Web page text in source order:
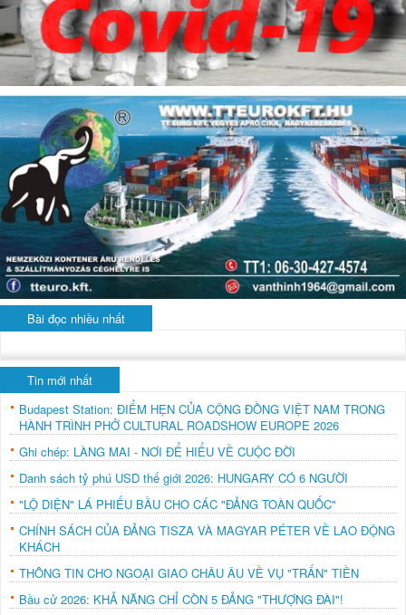
Bài đọc nhiều nhất
Tin mới nhất
Budapest Station: ĐIỂM HẸN CỦA CỘNG ĐỒNG VIỆT NAM TRONG
HÀNH TRÌNH PHỞ CULTURAL ROADSHOW EUROPE 2026
Ghi chép: LÀNG MAI - NƠI ĐỂ HIỂU VỀ CUỘC ĐỜI
Danh sách tỷ phú USD thế giới 2026: HUNGARY CÓ 6 NGƯỜI
"LỘ DIỆN" LÁ PHIẾU BẦU CHO CÁC "ĐẢNG TOÀN QUỐC"
CHÍNH SÁCH CỦA ĐẢNG TISZA VÀ MAGYAR PÉTER VỀ LAO ĐỘNG
KHÁCH
THÔNG TIN CHO NGOẠI GIAO CHÂU ÂU VỀ VỤ "TRẤN" TIỀN
Bầu cử 2026: KHẢ NĂNG CHỈ CÒN 5 ĐẢNG "THƯỢNG ĐÀI"!